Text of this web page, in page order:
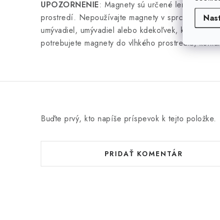
UPOZORNENIE: Magnety sú určené len na
prostredí. Nepoužívajte magnety v sprchových
umývadiel, umývadiel alebo kdekoľvek, kde by na
potrebujete magnety do vlhkého prostredia,
Buďte prvý, kto napíše príspevok k tejto položke.
PRIDAŤ KOMENTÁR